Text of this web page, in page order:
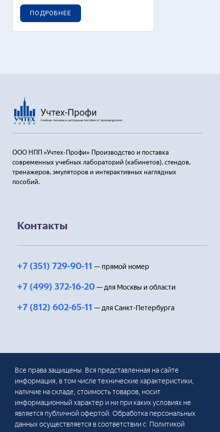
ПОДРОБНЕЕ
ООО НПП »Учтех-Профи» Производство и поставка
современных учебных лабораторий (кабинетов), стендов,
тренажеров, эмуляторов и интерактивных наглядных
пособий.
Контакты
+7 (351) 729-90-11 — прямой номер
+7 (499) 372-16-20 — для Москвы и области
+7 (812) 602-65-11 — для Санкт-Петербурга
Все права защищены. Вся представленная на сайте
информация, в том числе технические характеристики,
наличие на складе, стоимость товаров, носит
информационный характер и ни при каких условиях не
является публичной офертой. Обработка персональных
данных осуществляется в соответствии с Политикой